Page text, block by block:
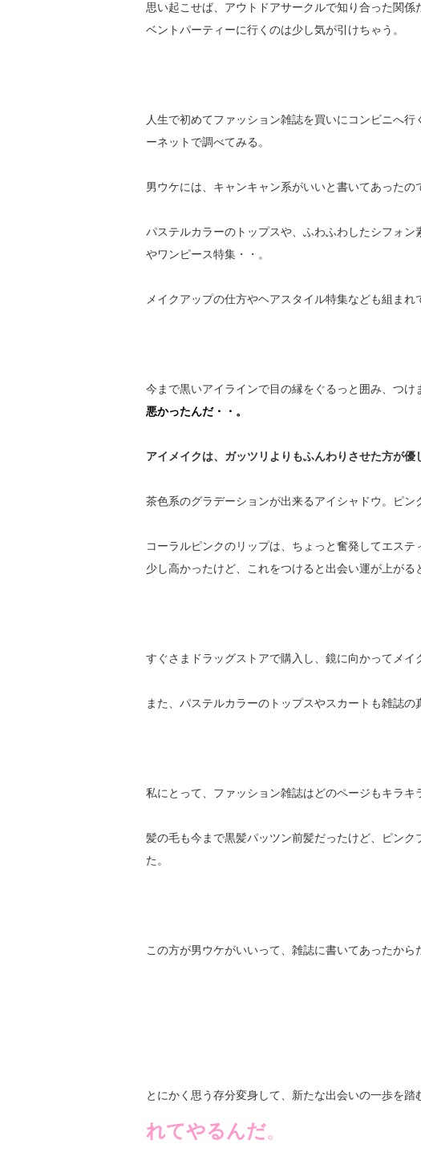
思い起こせば、アウトドアサークルで知り合った関
ベントパーティーに行くのは少し気が引けちゃう。
人生で初めてファッション雑誌を買いにコンビニへ
ーネットで調べてみる。
男ウケには、キャンキャン系がいいと書いてあったの
パステルカラーのトップスや、ふわふわしたシフォ
やワンピース特集・・。
メイクアップの仕方やヘアスタイル特集なども組ま
今まで黒いアイラインで目の縁をぐるっと囲み、つけ
悪かったんだ・・。
アイメイクは、ガッツリよりもふんわりさせた方が
茶色系のグラデーションが出来るアイシャドウ。ピン
コーラルピンクのリップは、ちょっと奮発してエステ
少し高かったけど、これをつけると出会い運が上がる
すぐさまドラッグストアで購入し、鏡に向かってメイ
また、パステルカラーのトップスやスカートも雑誌の
私にとって、ファッション雑誌はどのページもキラキ
髪の毛も今まで黒髪パッツン前髪だったけど、ピン
た。
この方が男ウケがいいって、雑誌に書いてあったから
とにかく思う存分変身して、新たな出会いの一歩を踏
れてやるんだ。